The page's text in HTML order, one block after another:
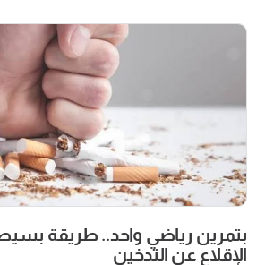
بتمرين رياضي واحد.. طريقة
الإقلاع عن التدخين